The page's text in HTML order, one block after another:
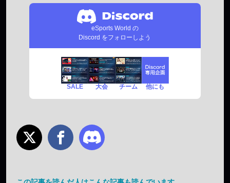
eSports World の
Discord をフォローしよう
SALE 大会 チーム 他にも